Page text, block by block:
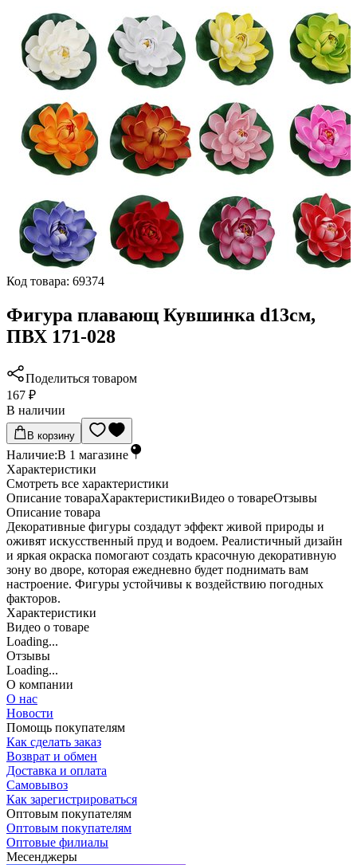
Код товара: 69374
Фигура плавающ Кувшинка d13см,
ПВХ 171-028
Поделиться товаром
167 ₽
В наличии
В корзину
Наличие:В 1 магазине
Характеристики
Cмотреть все характеристики
Описание товараХарактеристикиВидео о товареОтзывы
Описание товара
Декоративные фигуры создадут эффект живой природы и
оживят искусственный пруд и водоем. Реалистичный дизайн
и яркая окраска помогают создать красочную декоративную
зону во дворе, которая ежедневно будет поднимать вам
настроение. Фигуры устойчивы к воздействию погодных
факторов.
Характеристики
Видео о товаре
Loading...
Отзывы
Loading...
О компании
О нас
Новости
Помощь покупателям
Как сделать заказ
Возврат и обмен
Доставка и оплата
Самовывоз
Как зарегистрироваться
Оптовым покупателям
Оптовым покупателям
Оптовые филиалы
Месенджеры